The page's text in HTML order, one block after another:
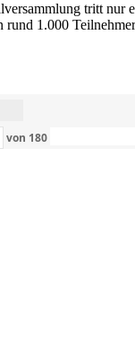
tritt nur
1.000
von 180